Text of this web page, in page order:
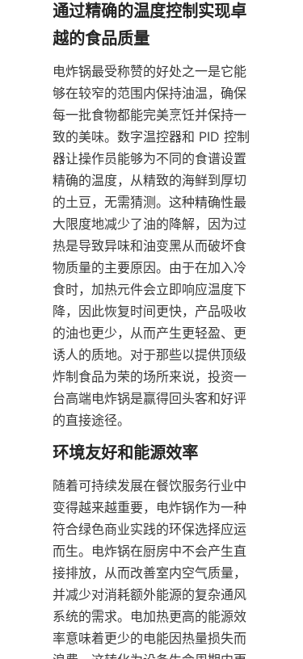
通过精确的温度控制实现卓
电炸锅最受称赞的好处之一是它能
够在较窄的范围内保持油温，确保
每一批食物都能完美烹饪并保持一
致的美味。数字温控器和 PID 控制
器让操作员能够为不同的食谱设置
精确的温度，从精致的海鲜到厚切
的土豆，无需猜测。这种精确性最
大限度地减少了油的降解，因为过
热是导致异味和油变黑从而破坏食
物质量的主要原因。由于在加入冷
食时，加热元件会立即响应温度下
降，因此恢复时间更快，产品吸收
的油也更少，从而产生更轻盈、更
诱人的质地。对于那些以提供顶级
炸制食品为荣的场所来说，投资一
台高端电炸锅是赢得回头客和好评
的直接途径。
随着可持续发展在餐饮服务行业中
变得越来越重要，电炸锅作为一种
符合绿色商业实践的环保选择应运
而生。电炸锅在厨房中不会产生直
接排放，从而改善室内空气质量，
并减少对消耗额外能源的复杂通风
系统的需求。电加热更高的能源效
率意味着更少的电能因热量损失而